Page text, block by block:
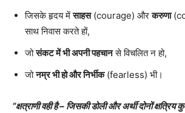
जिसके हृदय मेंसाहस(courage) औरकरुणा
साथ निवास करते हों,
जोसंकट में भी अपनी पहचानसे विचलित न हो,
जोनम्र भी हो और निर्भीक(fearless) भी।
“क्षत्राणी वही है – जिसकी डोली और अर्थी दोनों